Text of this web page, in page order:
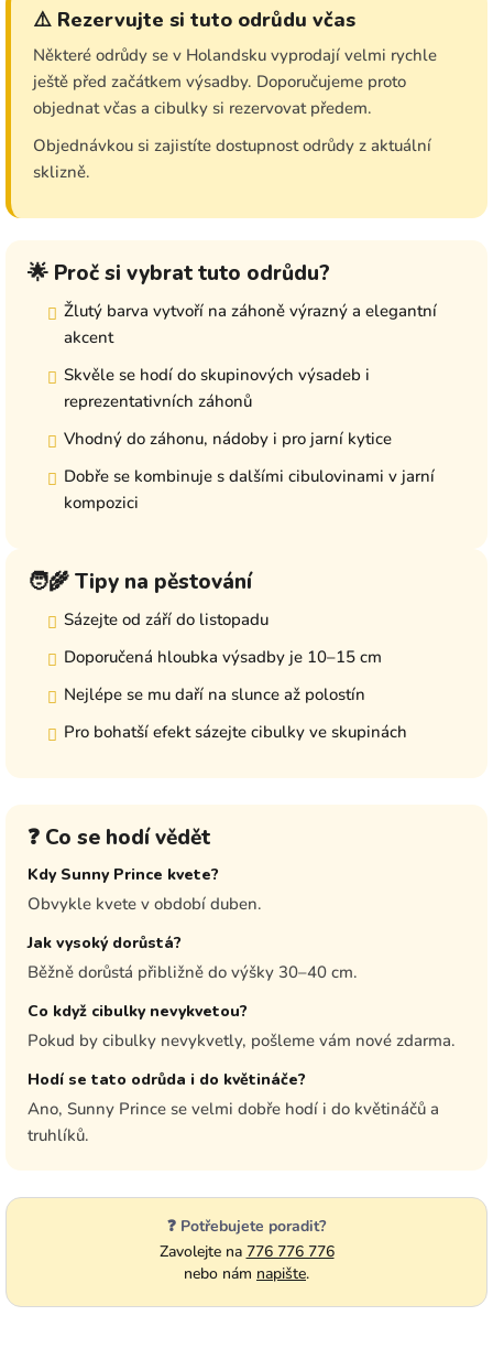
⚠️ Rezervujte si tuto odrůdu včas
Některé odrůdy se v Holandsku vyprodají velmi rychle
ještě před začátkem výsadby. Doporučujeme proto
objednat včas a cibulky si rezervovat předem.
Objednávkou si zajistíte dostupnost odrůdy z aktuální
sklizně.
🌟 Proč si vybrat tuto odrůdu?
Žlutý barva vytvoří na záhoně výrazný a elegantní
akcent
Skvěle se hodí do skupinových výsadeb i
reprezentativních záhonů
Vhodný do záhonu, nádoby i pro jarní kytice
Dobře se kombinuje s dalšími cibulovinami v jarní
kompozici
🧑‍🌾 Tipy na pěstování
Sázejte od září do listopadu
Doporučená hloubka výsadby je 10–15 cm
Nejlépe se mu daří na slunce až polostín
Pro bohatší efekt sázejte cibulky ve skupinách
❓ Co se hodí vědět
Kdy Sunny Prince kvete?
Obvykle kvete v období duben.
Jak vysoký dorůstá?
Běžně dorůstá přibližně do výšky 30–40 cm.
Co když cibulky nevykvetou?
Pokud by cibulky nevykvetly, pošleme vám nové zdarma.
Hodí se tato odrůda i do květináče?
Ano, Sunny Prince se velmi dobře hodí i do květináčů a
truhlíků.
❓ Potřebujete poradit?
Zavolejte na 776 776 776
nebo nám napište.